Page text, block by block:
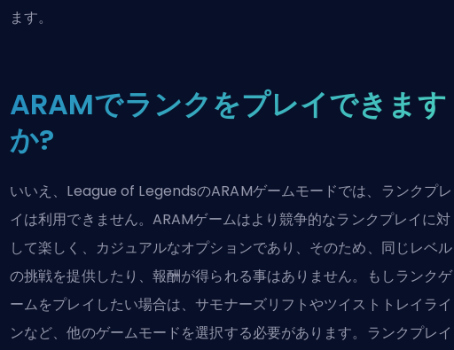
ます。
ARAMでランクをプレイできます
か?
いいえ、League of LegendsのARAMゲームモードでは、ランクプレ
イは利用できません。ARAMゲームはより競争的なランクプレイに対
して楽しく、カジュアルなオプションであり、そのため、同じレベル
の挑戦を提供したり、報酬が得られる事はありません。もしランクゲ
ームをプレイしたい場合は、サモナーズリフトやツイストトレイライ
ンなど、他のゲームモードを選択する必要があります。ランクプレイ